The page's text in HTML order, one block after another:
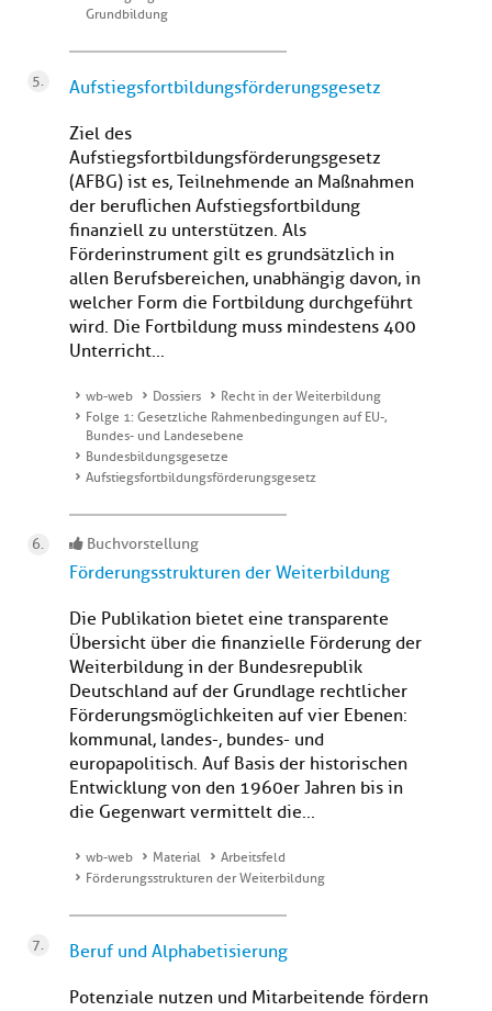
Grundbildung
Aufstiegsfortbildungsförderungsgesetz
Ziel des
Aufstiegsfortbildungsförderungsgesetz
(AFBG) ist es, Teilnehmende an Maßnahmen
der beruflichen Aufstiegsfortbildung
finanziell zu unterstützen. Als
Förderinstrument gilt es grundsätzlich in
allen Berufsbereichen, unabhängig davon, in
welcher Form die Fortbildung durchgeführt
wird. Die Fortbildung muss mindestens 400
Unterricht...
wb-web Dossiers
Recht in der Weiterbildung
Folge 1: Gesetzliche Rahmenbedingungen auf EU-,
Bundes- und Landesebene
Bundesbildungsgesetze
Aufstiegsfortbildungsförderungsgesetz
Buchvorstellung
Förderungsstrukturen der Weiterbildung
Die Publikation bietet eine transparente
Übersicht über die finanzielle Förderung der
Weiterbildung in der Bundesrepublik
Deutschland auf der Grundlage rechtlicher
Förderungsmöglichkeiten auf vier Ebenen:
kommunal, landes-, bundes- und
europapolitisch. Auf Basis der historischen
Entwicklung von den 1960er Jahren bis in
die Gegenwart vermittelt die...
wb-web Material
Arbeitsfeld
Förderungsstrukturen der Weiterbildung
Beruf und Alphabetisierung
Potenziale nutzen und Mitarbeitende fördern